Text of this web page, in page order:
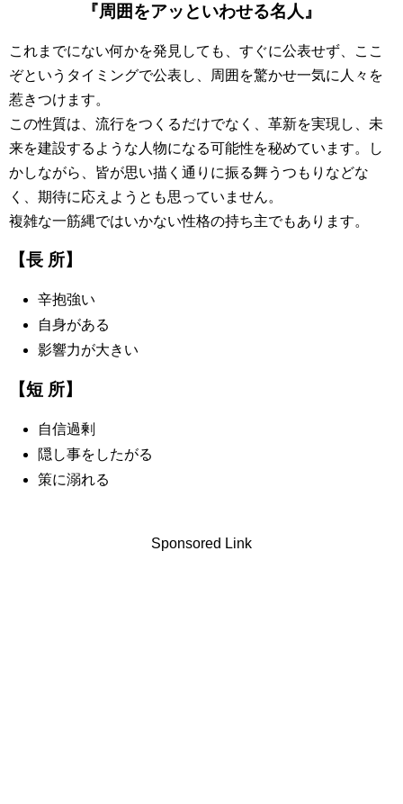
『周囲をアッといわせる名人』
これまでにない何かを発見しても、すぐに公表せず、ここ
ぞというタイミングで公表し、周囲を驚かせ一気に人々を
惹きつけます。
この性質は、流行をつくるだけでなく、革新を実現し、未
来を建設するような人物になる可能性を秘めています。し
かしながら、皆が思い描く通りに振る舞うつもりなどな
く、期待に応えようとも思っていません。
複雑な一筋縄ではいかない性格の持ち主でもあります。
【長 所】
辛抱強い
自身がある
影響力が大きい
【短 所】
自信過剰
隠し事をしたがる
策に溺れる
Sponsored Link